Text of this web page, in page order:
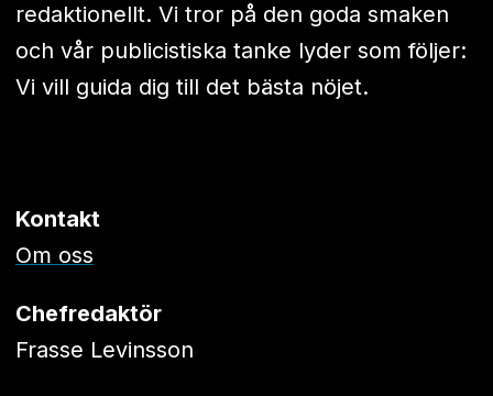
redaktionellt. Vi tror på den goda smaken
och vår publicistiska tanke lyder som följer:
Vi vill guida dig till det bästa nöjet.
Kontakt
Om oss
Chefredaktör
Frasse Levinsson